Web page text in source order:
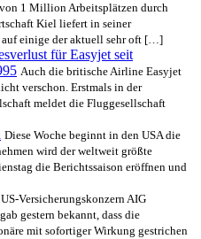
1 Million Arbeitsplätzen durch
Kiel liefert in seiner
einige der aktuell sehr oft […]
für Easyjet seit
Auch die britische Airline Easyjet
verschon. Erstmals in der
meldet die Fluggesellschaft
Diese Woche beginnt in den USA die
wird der weltweit größte
die Berichtssaison eröffnen und
Versicherungskonzern AIG
gestern bekannt, dass die
mit sofortiger Wirkung gestrichen